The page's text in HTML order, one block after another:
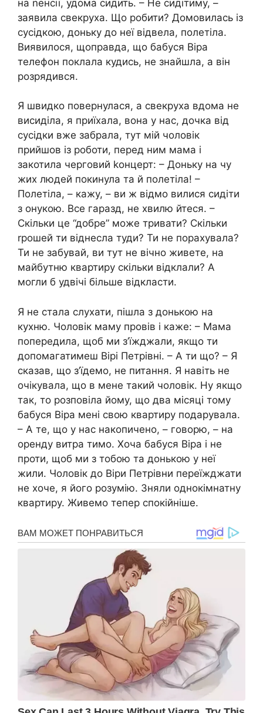
на nенсії, удома сидить. – Не сидітиму, –
заявила свекруха. Що робити? Домовилась із
сусідкою, доньку до неї відвела, полетіла.
Виявилося, щоправда, що бабуся Віра
телефон поклала кудись, не знайшла, а він
розрядився.
Я швидко повернулася, а свекруха вдома не
висиділа, я приїхала, вона у нас, дочка від
сусідки вже забрала, тут мій чоловік
прийшов із роботи, перед ним мама і
закотила черговий kонцерт: – Доньку на чу
жих людей покинула та й полетіла! –
Полетіла, – кажу, – ви ж відмо вилися сидіти
з онукою. Все гаразд, не хвилю йтеся. –
Скільки це “добре” може тривати? Скільки
rрошей ти віднесла туди? Ти не порахувала?
Ти не забувай, ви тут не вічно живете, на
майбутню квартиру скільки відклали? А
могли б удвічі більше відкласти.
Я не стала слухати, пішла з донькою на
кухню. Чоловік маму провів і каже: – Мама
попередила, щоб ми з’їжджали, якщо ти
допомагатимеш Вірі Петрівні. – А ти що? – Я
сказав, що з’їдемо, не питання. Я навіть не
очікувала, що в мене такий чоловік. Ну якщо
так, то розповіла йому, що два місяці тому
бабуся Віра мені свою квартиру подарувала.
– А те, що у нас накопичено, – говорю, – на
оренду витра тимо. Хоча бабуся Віра і не
проти, щоб ми з тобою та донькою у неї
жили. Чоловік до Віри Петрівни переїжджати
не хоче, я його розумію. Зняли однокімнатну
квартиру. Живемо тепер спокійніше.